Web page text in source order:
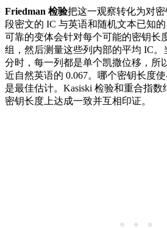
Friedman 检验把这一观察转化为对
段密文的 IC 与英语和随机文本已知
可靠的变体会针对每个可能的密钥长
组，然后测量这些列内部的平均 IC
分时，每一列都是单个凯撒位移，所
近自然英语的 0.067。哪个密钥长度
是最佳估计。Kasiski 检验和重合指
密钥长度上达成一致并互相印证。